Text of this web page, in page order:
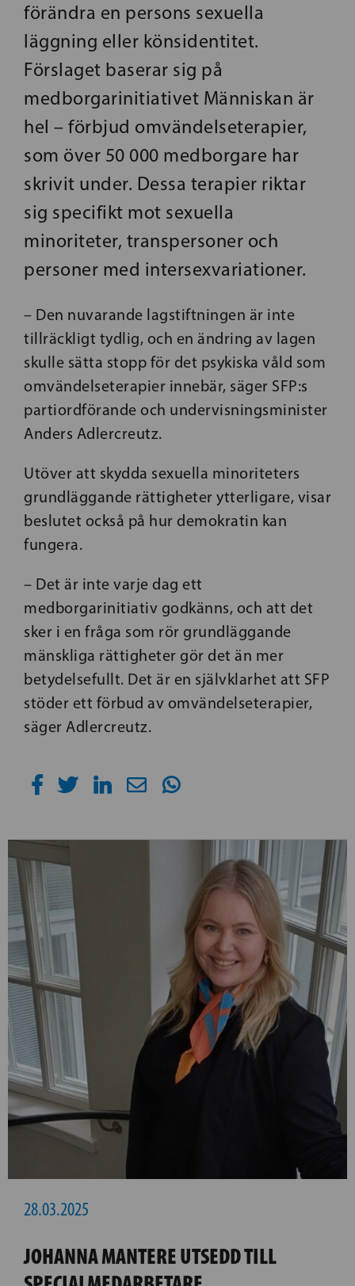
förändra en persons sexuella
läggning eller könsidentitet.
Förslaget baserar sig på
medborgarinitiativet Människan är
hel – förbjud omvändelseterapier,
som över 50 000 medborgare har
skrivit under. Dessa terapier riktar
sig specifikt mot sexuella
minoriteter, transpersoner och
personer med intersexvariationer.
– Den nuvarande lagstiftningen är inte
tillräckligt tydlig, och en ändring av lagen
skulle sätta stopp för det psykiska våld som
omvändelseterapier innebär, säger SFP:s
partiordförande och undervisningsminister
Anders Adlercreutz.
Utöver att skydda sexuella minoriteters
grundläggande rättigheter ytterligare, visar
beslutet också på hur demokratin kan
fungera.
– Det är inte varje dag ett
medborgarinitiativ godkänns, och att det
sker i en fråga som rör grundläggande
mänskliga rättigheter gör det än mer
betydelsefullt. Det är en självklarhet att SFP
stöder ett förbud av omvändelseterapier,
säger Adlercreutz.
28.03.2025
JOHANNA MANTERE UTSEDD TILL